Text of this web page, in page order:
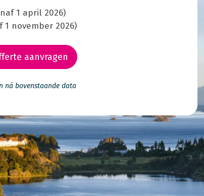
1 april 2026)
1 november 2026)
aanvragen
ná bovenstaande data